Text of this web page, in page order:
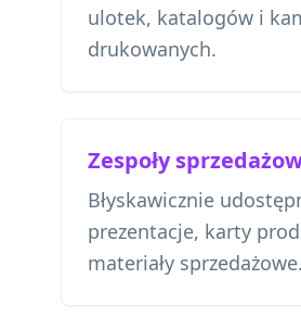
ulotek, katalogów i
drukowanych.
Zespoły
Błyskawicznie
prezentacje, karty
materiały sprzedażowe.